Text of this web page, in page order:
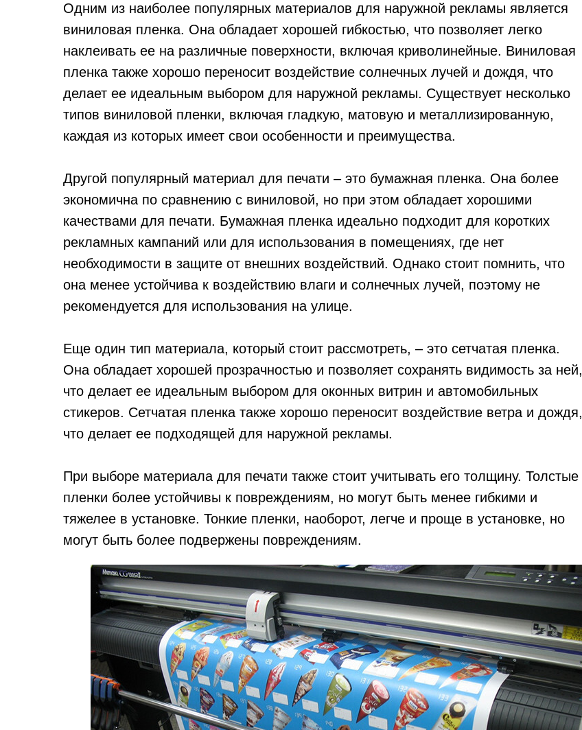
Одним из наиболее популярных материалов для наружной рекламы является
виниловая пленка. Она обладает хорошей гибкостью, что позволяет легко
наклеивать ее на различные поверхности, включая криволинейные. Виниловая
пленка также хорошо переносит воздействие солнечных лучей и дождя, что
делает ее идеальным выбором для наружной рекламы. Существует несколько
типов виниловой пленки, включая гладкую, матовую и металлизированную,
каждая из которых имеет свои особенности и преимущества.
Другой популярный материал для печати – это бумажная пленка. Она более
экономична по сравнению с виниловой, но при этом обладает хорошими
качествами для печати. Бумажная пленка идеально подходит для коротких
рекламных кампаний или для использования в помещениях, где нет
необходимости в защите от внешних воздействий. Однако стоит помнить, что
она менее устойчива к воздействию влаги и солнечных лучей, поэтому не
рекомендуется для использования на улице.
Еще один тип материала, который стоит рассмотреть, – это сетчатая пленка.
Она обладает хорошей прозрачностью и позволяет сохранять видимость за ней,
что делает ее идеальным выбором для оконных витрин и автомобильных
стикеров. Сетчатая пленка также хорошо переносит воздействие ветра и дождя,
что делает ее подходящей для наружной рекламы.
При выборе материала для печати также стоит учитывать его толщину. Толстые
пленки более устойчивы к повреждениям, но могут быть менее гибкими и
тяжелее в установке. Тонкие пленки, наоборот, легче и проще в установке, но
могут быть более подвержены повреждениям.